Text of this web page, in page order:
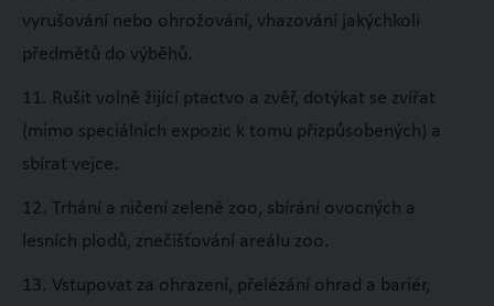
vyrušování nebo ohrožování, vhazování jakýchkoli
předmětů do výběhů.
11. Rušit volně žijící ptactvo a zvěř, dotýkat se zvířat
(mimo speciálních expozic k tomu přizpůsobených) a
sbírat vejce.
12. Trhání a ničení zeleně zoo, sbírání ovocných a
lesních plodů, znečišťování areálu zoo.
13. Vstupovat za ohrazení, přelézání ohrad a bariér,